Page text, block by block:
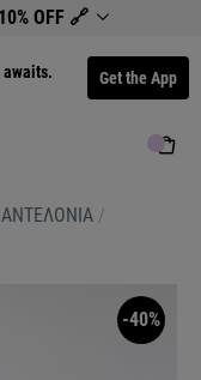
10% OFF 🔗
awaits. Get the App
/
-40%